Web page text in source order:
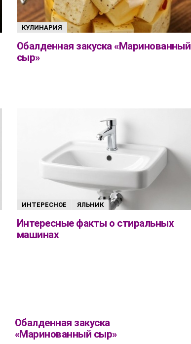
КУЛИНАРИЯ
Обалденная закуска «Маринованный
сыр»
ИНТЕРЕСНОЕ ЯЛЬНИК
Интересные факты о стиральных
машинах
Обалденная закуска
«Маринованный сыр»